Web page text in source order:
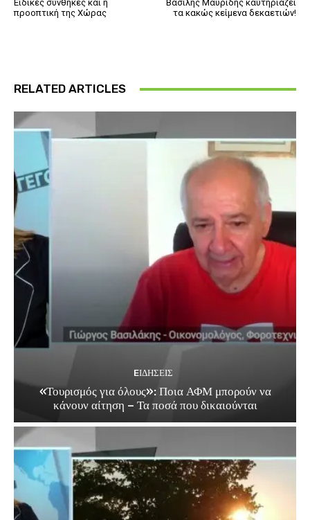
Ειδικές συνθήκες και η
προοπτική της Χώρας
Βασίλης Μαυρίδης καυτηριάζει
τα κακώς κείμενα δεκαετιών!
RELATED ARTICLES
EΙΔΗΣΕΙΣ
«Τουρισμός για όλους»: Ποια ΑΦΜ μπορούν να
κάνουν αίτηση – Τα ποσά που δικαιούνται